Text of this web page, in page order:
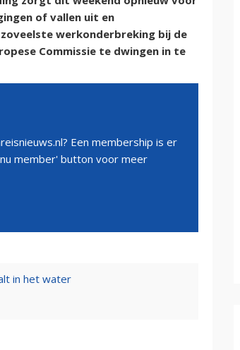
of vallen uit en
werkonderbreking bij de
Commissie te dwingen in te
Een membership is er
member' button voor meer
in het water